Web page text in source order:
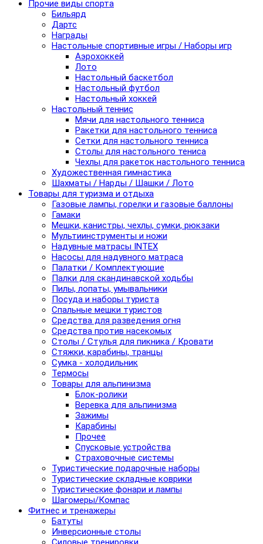
Прочие виды спорта
Бильярд
Дартс
Награды
Настольные спортивные игры / Наборы игр
Аэрохоккей
Лото
Настольный баскетбол
Настольный футбол
Настольный хоккей
Настольный теннис
Мячи для настольного тенниса
Ракетки для настольного тенниса
Сетки для настольного тенниса
Столы для настольного тениса
Чехлы для ракеток настольного тенниса
Художественная гимнастика
Шахматы / Нарды / Шашки / Лото
Товары для туризма и отдыха
Газовые лампы, горелки и газовые баллоны
Гамаки
Мешки, канистры, чехлы, сумки, рюкзаки
Мультиинструменты и ножи
Надувные матрасы INTEX
Насосы для надувного матраса
Палатки / Комплектующие
Палки для скандинавской ходьбы
Пилы, лопаты, умывальники
Посуда и наборы туриста
Спальные мешки туристов
Средства для разведения огня
Средства против насекомых
Столы / Стулья для пикника / Кровати
Стяжки, карабины, транцы
Сумка - холодильник
Термосы
Товары для альпинизма
Блок-ролики
Веревка для альпинизма
Зажимы
Карабины
Прочее
Спусковые устройства
Страховочные системы
Туристические подарочные наборы
Туристические складные коврики
Туристические фонари и лампы
Шагомеры/Компас
Фитнес и тренажеры
Батуты
Инверсионные столы